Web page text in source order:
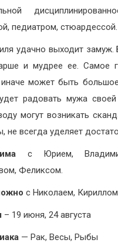
педиатром, стюардессой.
удачно выходит
и мудрее ее. Самое
может быть
радовать мужа
могут возникать
не всегда уделяет
с Юрием,
Феликсом.
с Николаем,
– 19 июня, 24 августа
— Рак, Весы, Рыбы